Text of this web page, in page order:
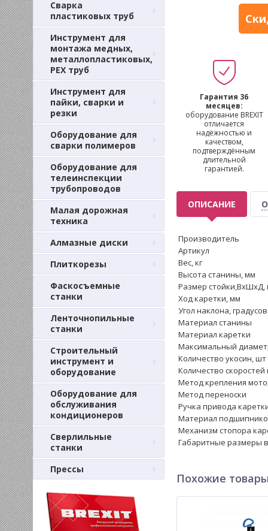
Сварка
пластиковых труб
Инструмент для
монтажа медных,
металлопластиковых,
PEX труб
Инструмент для
пайки, сварки и
резки
Оборудование для
сварки полимеров
Оборудование для
телеинспекции
трубопроводов
Малая дорожная
техника
Алмазные диски
Плиткорезы
Фаскосъемные
станки
Ленточнопильные
станки
Строительный
инструмент и
оборудование
Оборудование для
обслуживания
кондиционеров
Сверлильные
станки
Прессы
Гарантия 36
месяцев:
оборудование BREXIT
отличается
надёжностью и
качеством,
подтверждённым
длительной
гарантией.
ОПИСАНИЕ
Производитель
Артикул
Вес, кг
Высота станины, мм
Размер стойки,ВхШхД,
Ход каретки, мм
Угол наклона, градусов
Материал станины
Материал каретки
Максимальный
Количество укосин, шт
Количество
Метод крепления
Метод переноски
Ручка привода
Материал
Механизм стопора
Габаритные размеры
Похожие товары